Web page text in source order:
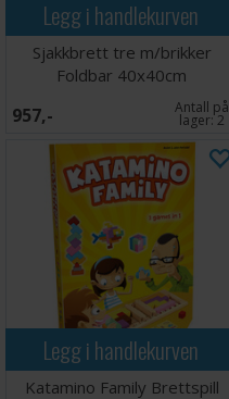
Legg i handlekurven
Sjakkbrett tre m/brikker
Foldbar 40x40cm
957,- Antall på
lager:2
Legg i handlekurven
Katamino Family Brettspill